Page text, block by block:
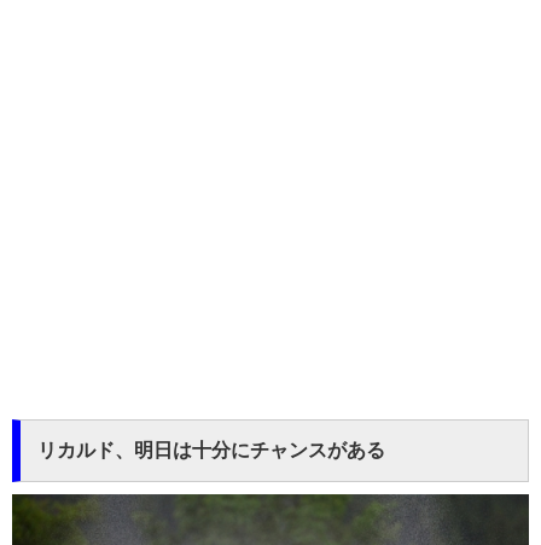
リカルド、明日は十分にチャンスがある